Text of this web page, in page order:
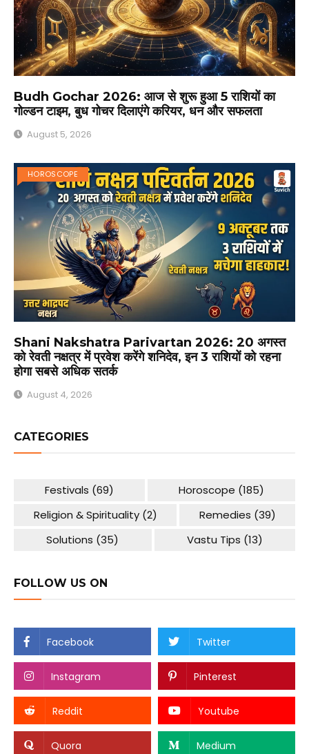
Budh Gochar 2026: आज से शुरू हुआ 5 राशियों का
गोल्डन टाइम, बुध गोचर दिलाएंगे करियर, धन और सफलता
August 5, 2026
HOROSCOPE
Shani Nakshatra Parivartan 2026: 20 अगस्त
को रेवती नक्षत्र में प्रवेश करेंगे शनिदेव, इन 3 राशियों को रहना
होगा सबसे अधिक सतर्क
August 4, 2026
CATEGORIES
Festivals (69) Horoscope (185)
Religion & Spirituality(2) Remedies (39)
Solutions (35) Vastu Tips (13)
FOLLOW US ON
Facebook Twitter
Instagram Pinterest
Reddit Youtube
Quora Medium